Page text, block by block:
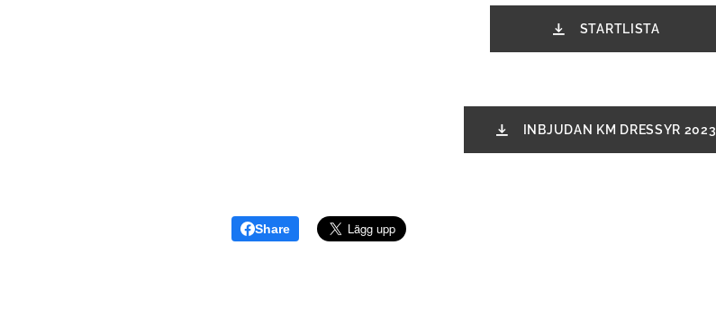
STARTLISTA
INBJUDAN KM DRESSYR 2023
Share